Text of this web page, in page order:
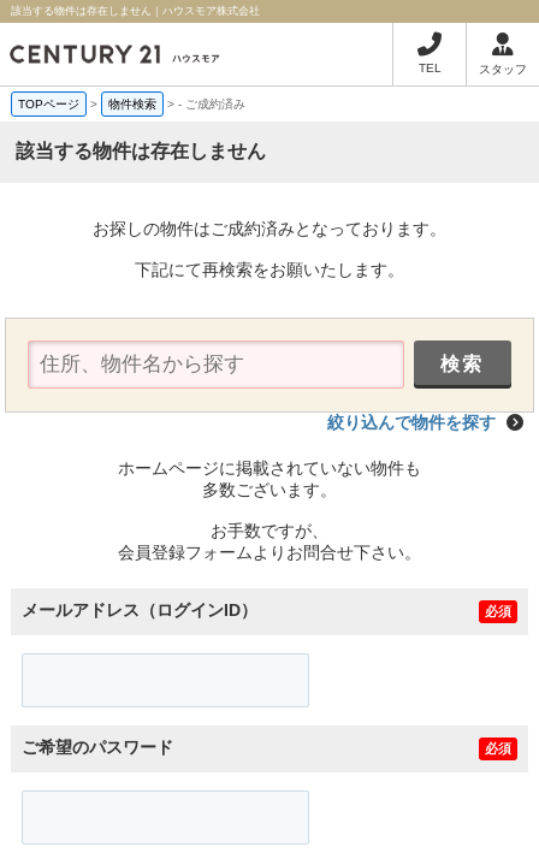
該当する物件は存在しません｜ハウスモア株式会社
TEL スタッフ
TOPページ > 物件検索 >- ご成約済み
該当する物件は存在しません
お探しの物件はご成約済みとなっております。
下記にて再検索をお願いたします。
絞り込んで物件を探す
ホームページに掲載されていない物件も
多数ございます。
お手数ですが、
会員登録フォームよりお問合せ下さい。
メールアドレス（ログインID） 必須
ご希望のパスワード 必須